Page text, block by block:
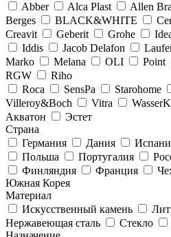
Abber
Alca Plast Allen
Berges
BLACK&WHITE
Creavit
Geberit Grohe
Iddis
Jacob Delafon
Marko
Melana OLI Point
RGW
Riho
Roca
SensPa Starohome
Villeroy&Boсh
Vitra
Акватон
Эстет
Страна
Германия
Дания
Польша
Португалия
Финляндия
Франция
Южная Корея
Материал
Искусственный камень
Нержавеющая сталь
Стекло